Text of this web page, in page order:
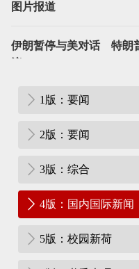
图片报道
伊朗暂停与美对话 特朗
菲律宾在建楼房坍塌事故
1版：要闻
2版：要闻
3版：综合
4版：国内国际新闻
5版：校园新荷